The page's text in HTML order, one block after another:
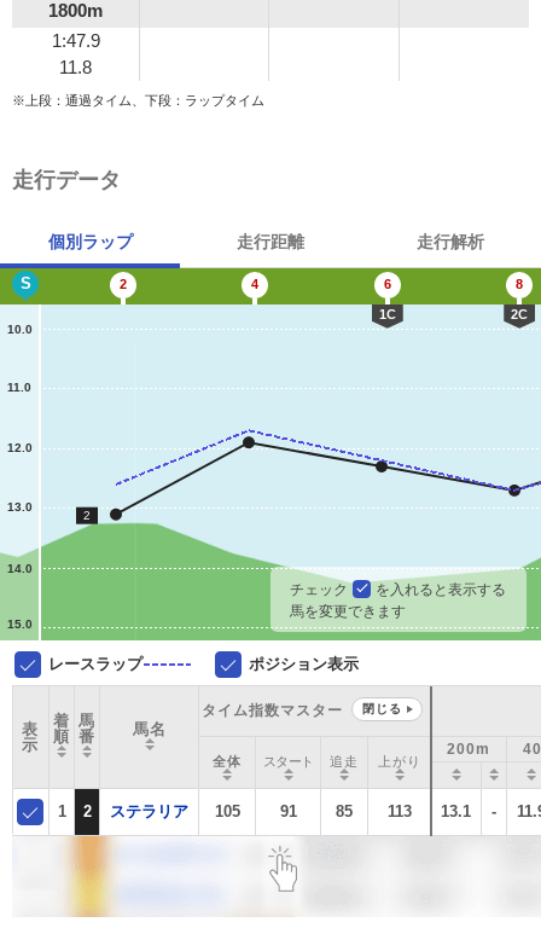
1800m
1:47.9
11.8
※上段：通過タイム、下段：ラップタイム
走行データ
個別ラップ 走行距離 走行解析
10.0
11.0
12.0
13.0
14.0
15.0
S 2 4 6
1C
8
2C
2
チェック
を入れると表示する
馬を変更できます
レースラップ ポジション表示
表
示
着
順
馬
番
馬名
タイム指数マスター 閉じる
全体 スタート 追走 上がり
200m
1 2 ステラリア 105 91 85 113 13.1 -